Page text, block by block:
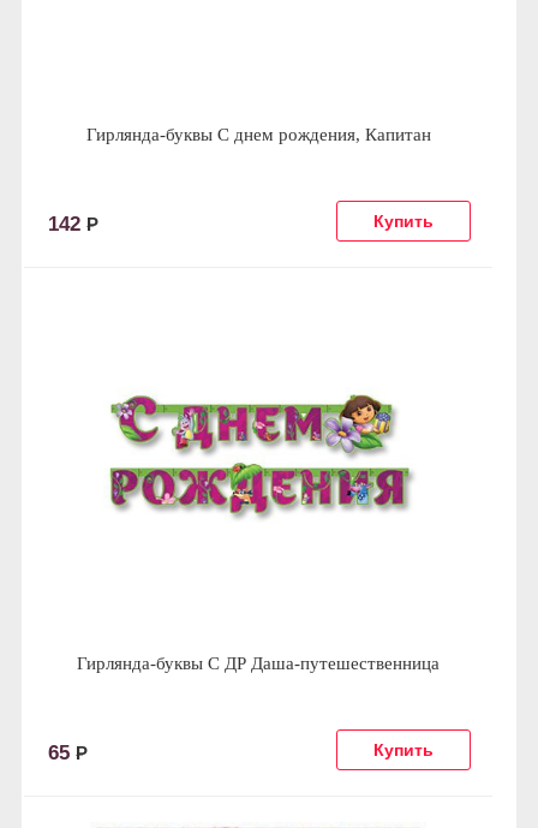
Гирлянда-буквы С днем рождения, Капитан
142 Р
Гирлянда-буквы С ДР Даша-путешественница
65 Р